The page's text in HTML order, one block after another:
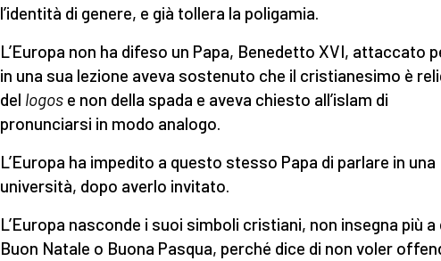
l’identità di genere, e già tollera la poligamia.
L’Europa non ha difeso un Papa, Benedetto XVI, attaccato
in una sua lezione aveva sostenuto che il cristianesimo è
del logos e non della spada e aveva chiesto all’islam di
pronunciarsi in modo analogo.
L’Europa ha impedito a questo stesso Papa di parlare in una
università, dopo averlo invitato.
L’Europa nasconde i suoi simboli cristiani, non insegna più a
Buon Natale o Buona Pasqua, perché dice di non voler